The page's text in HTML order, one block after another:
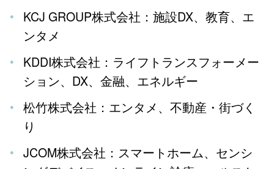
KCJ GROUP株式会社：施設DX、教育、エ
ンタメ
KDDI株式会社：ライフトランスフォーメー
ション、DX、金融、エネルギー
松竹株式会社：エンタメ、不動産・街づく
り
JCOM株式会社：スマートホーム、センシ